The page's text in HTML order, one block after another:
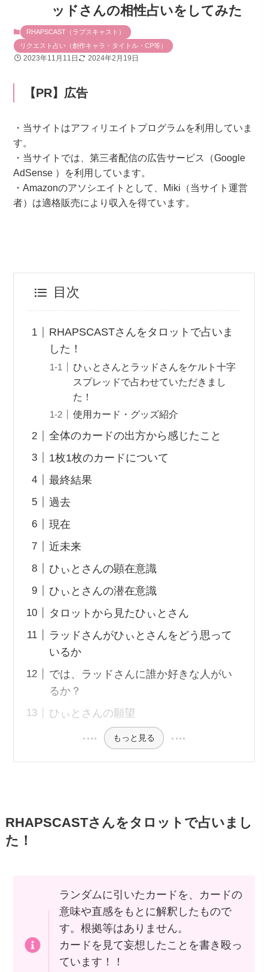
ッドさんの相性占いをしてみた
RHAPSCAST（ラプスキャスト）
リクエスト占い（創作キャラ・タイトル・CP等）
2023年11月11日 2024年2月19日
【PR】広告
・当サイトはアフィリエイトプログラムを利用していま
す。
・当サイトでは、第三者配信の広告サービス（Google
AdSense ）を利用しています。
・Amazonのアソシエイトとして、Miki（当サイト運営
者）は適格販売により収入を得ています。
目次
RHAPSCASTさんをタロットで占いま
した！
ひぃとさんとラッドさんをケルト十字
スプレッドで占わせていただきまし
た！
使用カード・グッズ紹介
全体のカードの出方から感じたこと
1枚1枚のカードについて
最終結果
過去
現在
近未来
ひぃとさんの顕在意識
ひぃとさんの潜在意識
タロットから見たひぃとさん
ラッドさんがひぃとさんをどう思って
いるか
では、ラッドさんに誰か好きな人がい
るか？
ひぃとさんの願望
もっと見る
RHAPSCASTさんをタロットで占いまし
た！
ランダムに引いたカードを、カードの
意味や直感をもとに解釈したもので
す。根拠等はありません。
カードを見て妄想したことを書き殴っ
ています！！